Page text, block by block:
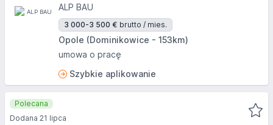
ALP BAU
3 000-3 500 € brutto / mies.
Opole (Dominikowice - 153km)
umowa o pracę
Szybkie aplikowanie
Polecana
Dodana 21 lipca